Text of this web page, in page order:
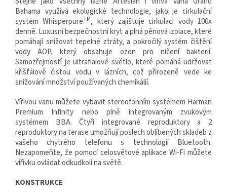
Bahama využívá ekologické technologie, jako je cirkulační
systém WhisperpureTM, který zajišťuje cirkulaci vody 100x
denně. Luxusní bezpečnostní kryt a plná pěnová izolace, které
pomáhají snižovat tepelné ztráty, a pokročilý systém čištění
vody AOP, který obsahuje ozon pro ničení bakterií.
Samozřejmostí je ultrafialové světlo, které pomáhá udržovat
křišťálově čistou vodu v lázních, což přirozeně vede ke
snižování množství používaných chemikálií.
Vířivou vanu můžete vybavit stereofonním systémem Harman
Premium Infinity nebo plně integrovaným zvukovým
systémem BBA. Čtyři integrované reproduktory a 2
reproduktory na terase umožňují poslech oblíbených skladeb z
vašeho chytrého telefonu s technologií Bluetooth.
Nezapomeňte, že pomocí celosvětové aplikace Wi-Fi můžete
vířivku ovládat odkudkoli na světě.
KONSTRUKCE